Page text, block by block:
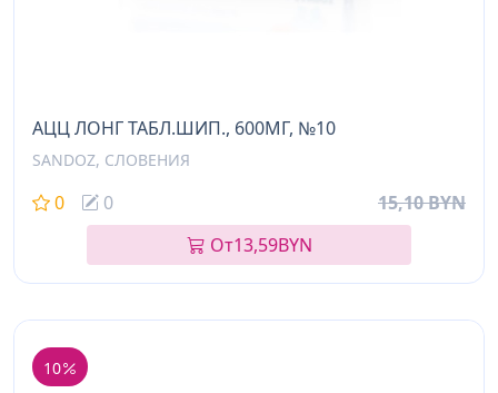
АЦЦ ЛОНГ ТАБЛ.ШИП., 600МГ, №10
SANDOZ, СЛОВЕНИЯ
0 0
15,10 BYN
От13,59BYN
10